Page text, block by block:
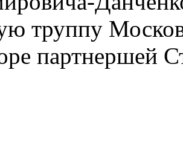
труппу
партнершей